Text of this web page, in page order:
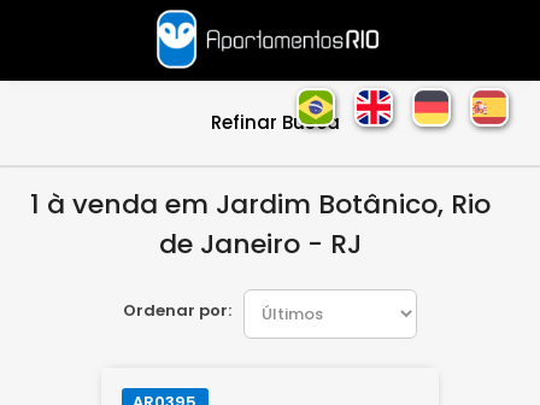
Refinar Busca
1 à venda em Jardim Botânico, Rio
de Janeiro - RJ
Ordenar por: